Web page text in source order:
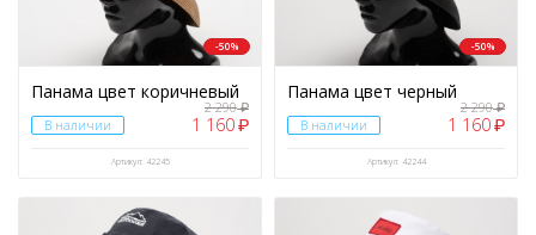
-50%
Панама цвет коричневый
В наличии
2 290₽
1 160₽
Артикул: 42245
-50%
Панама цвет черный
В наличии
2 290₽
1 160₽
Артикул: 42244